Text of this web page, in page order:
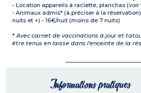
- Location appareils à raclette, planchas
- Animaux admis* (à préciser à la
nuits et +) - 16€/nuit (moins de 7 nuits)
*Avec carnet de vaccinations à jour et
être tenus en laisse dans l'enceinte de la
Informations pratiques